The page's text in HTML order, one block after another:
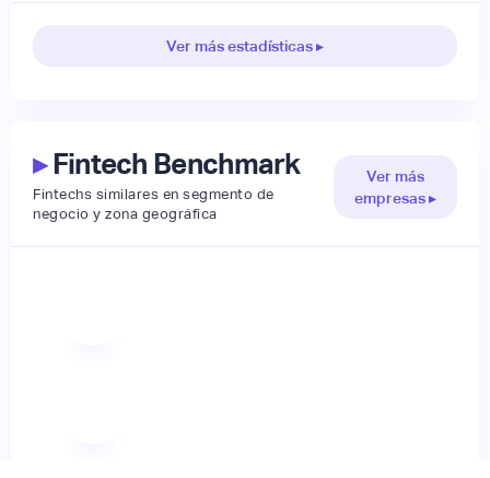
Ver más estadísticas ▸
▸Fintech Benchmark
Fintechs similares en segmento de
negocio y zona geográfica
Ver más
empresas ▸